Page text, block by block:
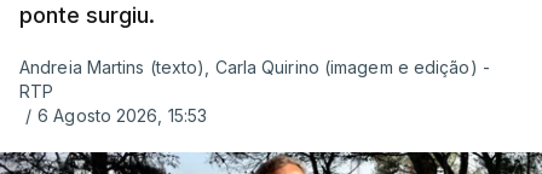
ponte surgiu.
Andreia Martins (texto), Carla Quirino (imagem e edição) -
RTP
/ 6 Agosto 2026, 15:53